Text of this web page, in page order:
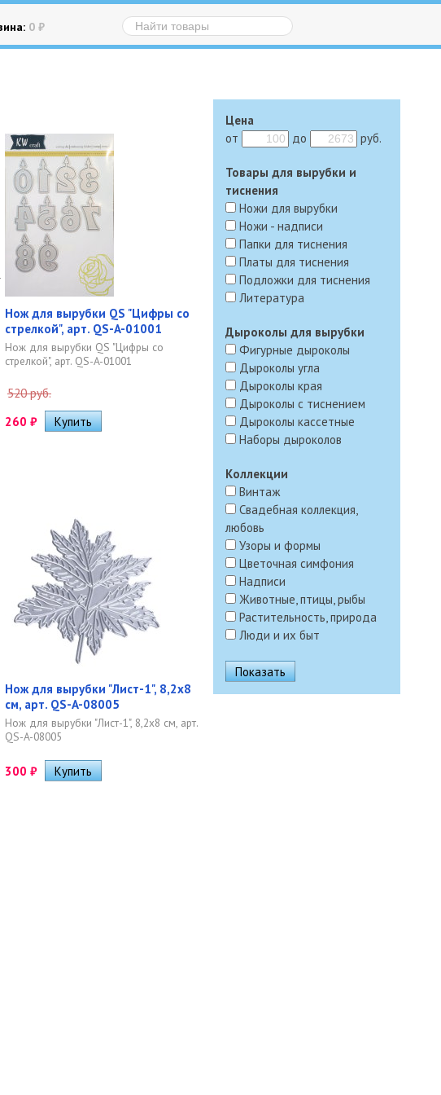
0 ₽
Цена
от
до руб.
Товары для вырубки и
тиснения
Ножи для вырубки
Ножи - надписи
Папки для тиснения
Платы для тиснения
Подложки для тиснения
Литература
Дыроколы для вырубки
Фигурные дыроколы
Дыроколы угла
Дыроколы края
Дыроколы с тиснением
Дыроколы кассетные
Наборы дыроколов
Коллекции
Винтаж
Свадебная коллекция,
любовь
Узоры и формы
Цветочная симфония
Надписи
Животные, птицы, рыбы
Растительность, природа
Люди и их быт
Нож для вырубки QS "Цифры со
стрелкой", арт. QS-A-01001
Нож для вырубки QS "Цифры со
стрелкой", арт. QS-A-01001
520 руб.
260 ₽
Нож для вырубки "Лист-1", 8,2х8
см, арт. QS-A-08005
Нож для вырубки "Лист-1", 8,2х8 см, арт.
QS-A-08005
300 ₽